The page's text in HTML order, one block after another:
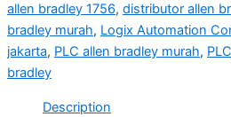
allen bradley 1756, distributor allen
bradley murah, Logix Automation
jakarta, PLC allen bradley murah,
bradley
Description